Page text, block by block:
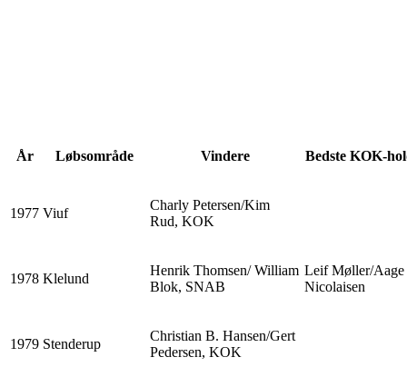
År Løbsområde Vindere Bedste KOK-
1977 Viuf
Charly Petersen/Kim
Rud, KOK
1978 Klelund
Henrik Thomsen/ William
Blok, SNAB
Leif Møller/Aage
Nicolaisen
1979 Stenderup
Christian B. Hansen/Gert
Pedersen, KOK